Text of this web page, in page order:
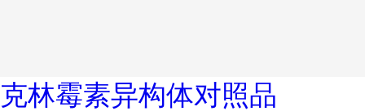
克林霉素异构体对照品